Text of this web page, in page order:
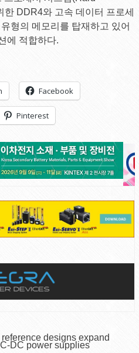
DDR4와 고속 데이터 프로세
형의 메모리를 탑재하고 있어
에 적합하다.
Facebook
Pinterest
designs expand
DC power supplies